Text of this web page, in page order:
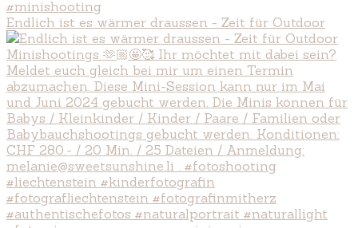
Endlich ist es wärmer draussen - Zeit für Outdoor